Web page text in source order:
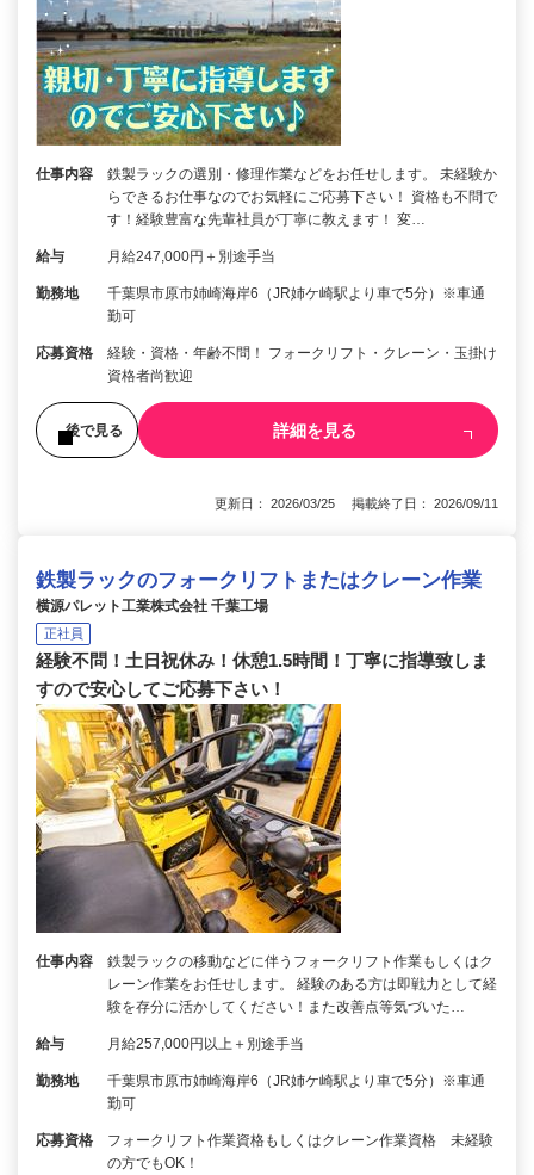
仕事内容
鉄製ラックの選別・修理作業などをお任せします。 未経験か
らできるお仕事なのでお気軽にご応募下さい！ 資格も不問で
す！経験豊富な先輩社員が丁寧に教えます！ 変…
給与 月給247,000円＋別途手当
勤務地
千葉県市原市姉崎海岸6（JR姉ケ崎駅より車で5分）※車通
勤可
応募資格
経験・資格・年齢不問！ フォークリフト・クレーン・玉掛け
資格者尚歓迎
後で見る 詳細を見る
更新日： 2026/03/25 掲載終了日： 2026/09/11
鉄製ラックのフォークリフトまたはクレーン作業
横源パレット工業株式会社 千葉工場
正社員
経験不問！土日祝休み！休憩1.5時間！丁寧に指導致しま
すので安心してご応募下さい！
仕事内容
鉄製ラックの移動などに伴うフォークリフト作業もしくはク
レーン作業をお任せします。 経験のある方は即戦力として経
験を存分に活かしてください！また改善点等気づいた…
給与 月給257,000円以上＋別途手当
勤務地
千葉県市原市姉崎海岸6（JR姉ケ崎駅より車で5分）※車通
勤可
応募資格
フォークリフト作業資格もしくはクレーン作業資格 未経験
の方でもOK！